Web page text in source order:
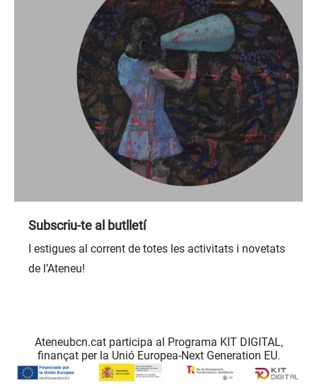
Subscriu-te al butlletí
I estigues al corrent de totes les activitats i novetats
de l’Ateneu!
Ateneubcn.cat participa al Programa KIT DIGITAL,
finançat per la Unió Europea-Next Generation EU.